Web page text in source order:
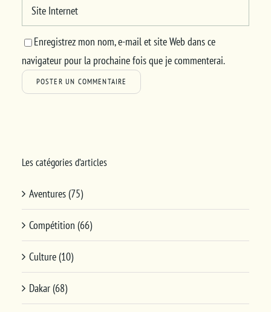
Enregistrez mon nom, e-mail et site Web dans ce
navigateur pour la prochaine fois que je commenterai.
Les catégories d’articles
Aventures (75)
Compétition (66)
Culture (10)
Dakar (68)